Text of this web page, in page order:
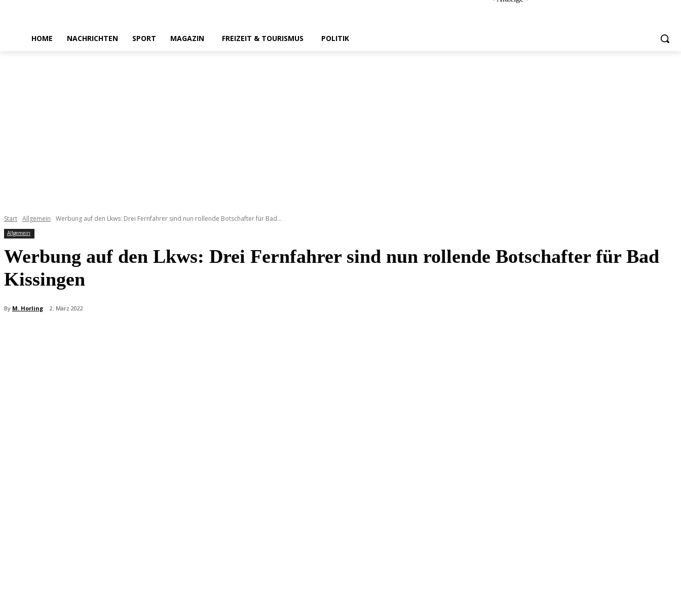
HOME NACHRICHTEN SPORT MAGAZIN FREIZEIT & TOURISMUS POLITIK
Start Allgemein Werbung auf den Lkws: Drei Fernfahrer sind nun rollende Botschafter für Bad...
Allgemein
Werbung auf den Lkws: Drei Fernfahrer sind nun rollende Botschafter für Bad
Kissingen
By M. Horling 2. März 2022